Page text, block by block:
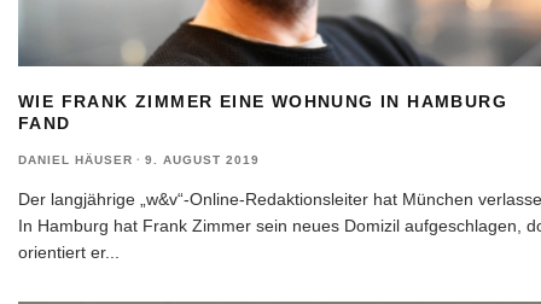
WIE FRANK ZIMMER EINE WOHNUNG IN HAMBURG
FAND
DANIEL HÄUSER · 9. AUGUST 2019
Der langjährige „w&v“-Online-Redaktionsleiter hat München
In Hamburg hat Frank Zimmer sein neues Domizil aufgeschlagen,
orientiert er...